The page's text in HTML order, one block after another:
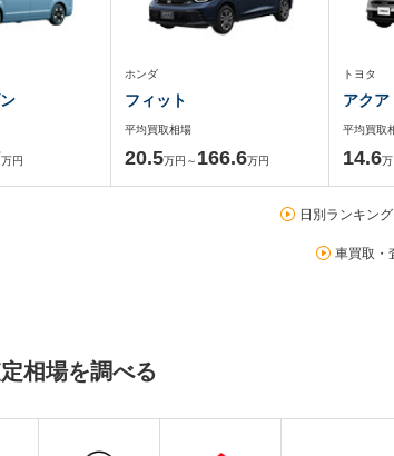
万円
ホンダ
フィット
平均買取相場
20.5万円～ 166.6万円
トヨタ
アクア
平均買取
14.6万
日別ランキン
車買取・
相場を調べる